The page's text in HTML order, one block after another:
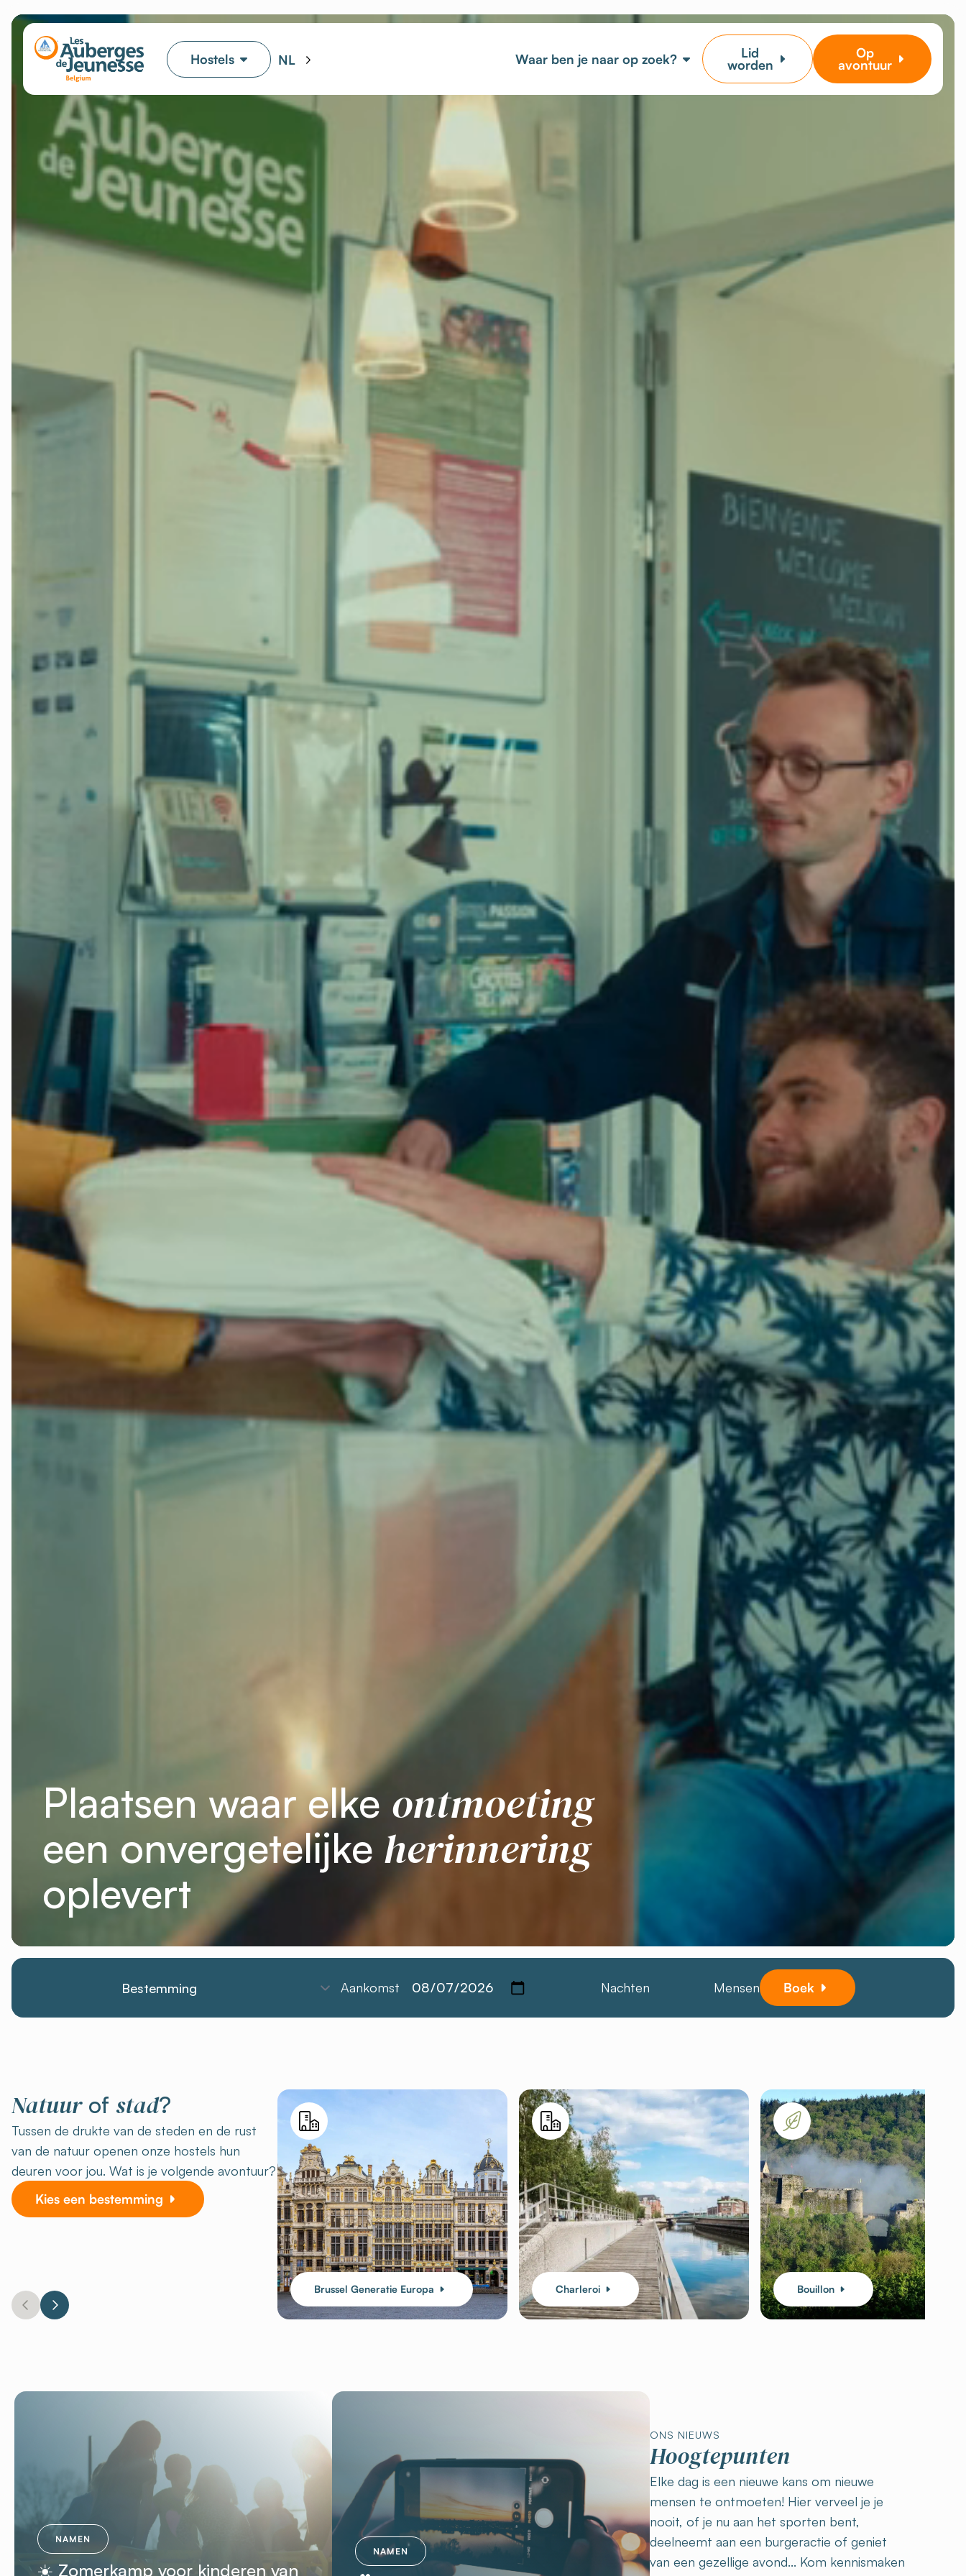
Hostels NL Waar ben je naar op zoek? Lid
worden
Op
avontuur
Plaatsen waar elke ontmoeting
een onvergetelijke herinnering
oplevert
Aankomst Nachten Mensen Boek
Natuurof stad?
Tussen de drukte van de steden en de rust
van de natuur openen onze hostels hun
deuren voor jou. Wat is je volgende avontuur?
Kies een bestemming
Brussel Generatie Europa Charleroi Bouillon
NAMEN
☀️ Zomerkamp voor kinderen van
NAMEN
ONS NIEUWS
Hoogtepunten
Elke dag is een nieuwe kans om nieuwe
mensen te ontmoeten! Hier verveel je je
nooit, of je nu aan het sporten bent,
deelneemt aan een burgeractie of geniet
van een gezellige avond... Kom kennismaken